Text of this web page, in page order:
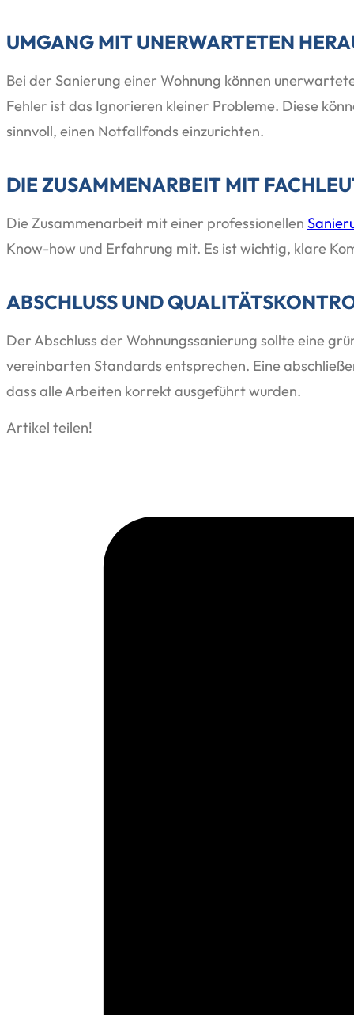
UMGANG MIT UNERWARTETEN
Bei der Sanierung einer Wohnung können
Fehler ist das Ignorieren kleiner Probleme. Diese
sinnvoll, einen Notfallfonds einzurichten.
DIE ZUSAMMENARBEIT MIT
Die Zusammenarbeit mit einer professionellen
Know-how und Erfahrung mit. Es ist wichtig, klare
ABSCHLUSS UND
Der Abschluss der Wohnungssanierung sollte eine
vereinbarten Standards entsprechen. Eine
dass alle Arbeiten korrekt ausgeführt wurden.
Artikel teilen!